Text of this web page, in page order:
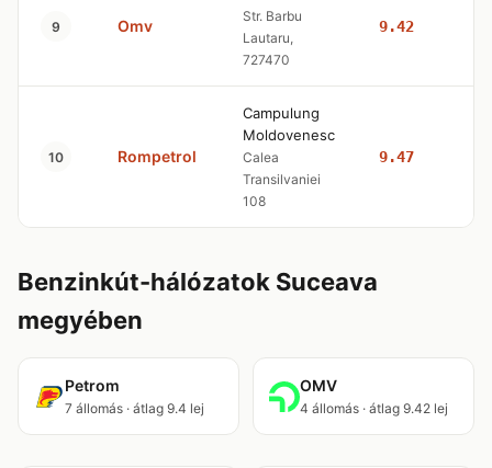
9 Omv
Str. Barbu
Lautaru,
727470
9.42
10 Rompetrol
Campulung
Moldovenesc
Calea
Transilvaniei
108
9.47
Benzinkút-hálózatok Suceava
megyében
Petrom
7 állomás · átlag 9.4 lej
OMV
4 állomás · átlag 9.42 lej